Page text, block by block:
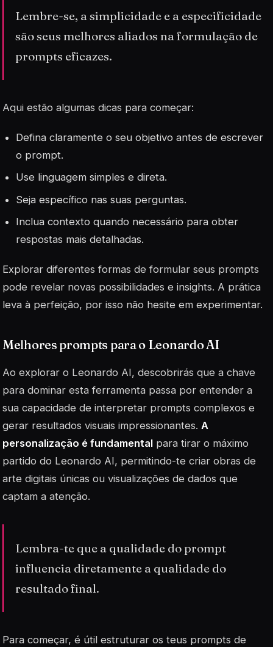
Lembre-se, a simplicidade e a especificidade
são seus melhores aliados na formulação de
prompts eficazes.
Aqui estão algumas dicas para começar:
Defina claramente o seu objetivo antes de escrever
o prompt.
Use linguagem simples e direta.
Seja específico nas suas perguntas.
Inclua contexto quando necessário para obter
respostas mais detalhadas.
Explorar diferentes formas de formular seus prompts
pode revelar novas possibilidades e insights. A prática
leva à perfeição, por isso não hesite em experimentar.
Melhores prompts para o Leonardo AI
Ao explorar o Leonardo AI, descobrirás que a chave
para dominar esta ferramenta passa por entender a
sua capacidade de interpretar prompts complexos e
gerar resultados visuais impressionantes. A
personalização é fundamental para tirar o máximo
partido do Leonardo AI, permitindo-te criar obras de
arte digitais únicas ou visualizações de dados que
captam a atenção.
Lembra-te que a qualidade do prompt
influencia diretamente a qualidade do
resultado final.
Para começar, é útil estruturar os teus prompts de